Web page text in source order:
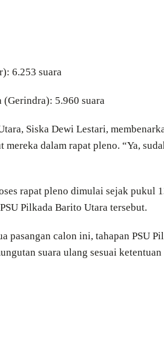
6.253 suara
(Gerindra): 5.960 suara
Siska Dewi Lestari,
mereka dalam rapat pleno. “Ya,
rapat pleno dimulai sejak pukul
Pilkada Barito Utara tersebut.
pasangan calon ini, tahapan PSU
suara ulang sesuai